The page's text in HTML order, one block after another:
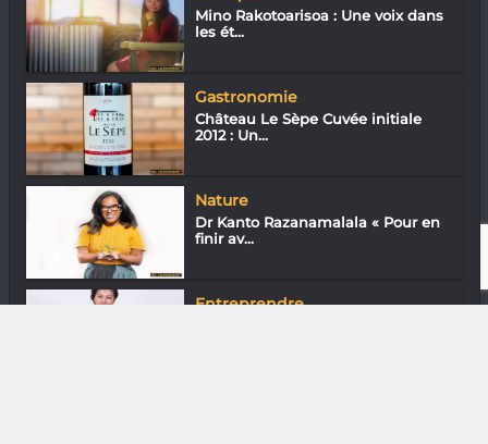
Mino Rakotoarisoa : Une voix dans
les ét...
Gastronomie
Château Le Sèpe Cuvée initiale
2012 : Un...
Nature
Dr Kanto Razanamalala « Pour en
finir av...
Entreprendre